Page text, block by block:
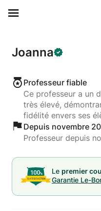
Joanna
Professeur fiable
Ce professeur a un
très élevé,
fidélité envers ses
Depuis novembre
Professeur depuis
Le premier
Garantie Le-